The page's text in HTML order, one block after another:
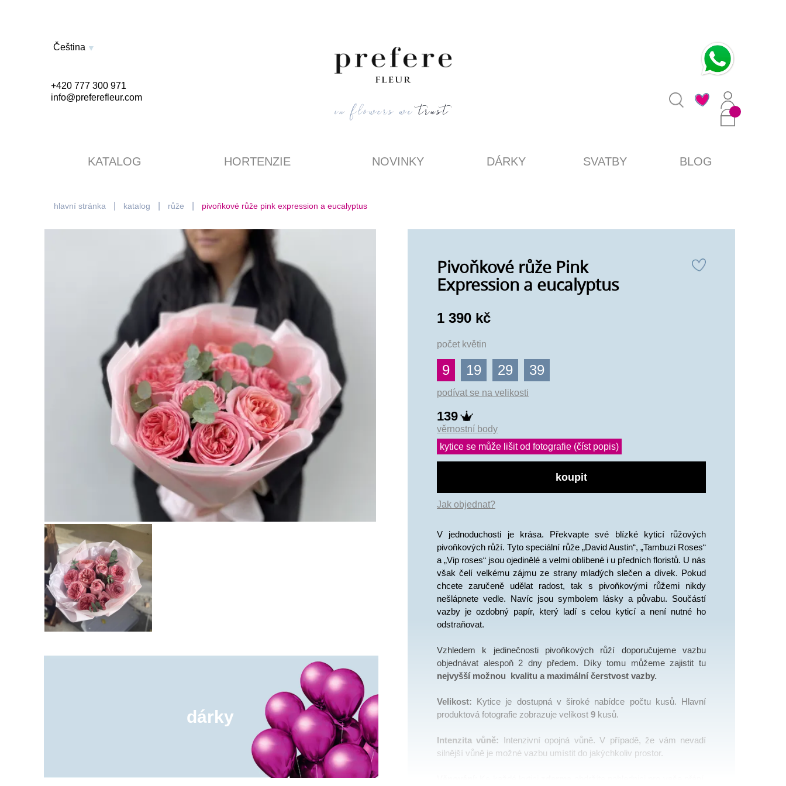
Čeština
+420 777 300 971
info@preferefleur.com
KATALOG HORTENZIE NOVINKY DÁRKY SVATBY BLOG
hlavní stránka katalog růže pivoňkové růže pink expression a eucalyptus
dárky
Pivoňkové růže Pink
Expression a eucalyptus
1 390 kč
počet květin
9 19 29 39
podívat se na velikosti
139
věrnostní body
kytice se může lišit od fotografie (číst popis)
koupit
Jak objednat?
V jednoduchosti je krása. Překvapte své
blízké kyticí růžových
pivoňkových růží. Tyto speciální růže „David Austin“, „Tambuzi Roses“
a „Vip roses“ jsou ojedinělé a velmi oblíbené i u předních floristů. U nás
však čelí velkému zájmu ze strany mladých slečen a dívek. Pokud
chcete zaručeně udělat radost, tak s pivoňkovými růžemi nikdy
nešlápnete vedle. Navíc jsou symbolem lásky a půvabu. Součástí
vazby je ozdobný papír, který ladí s celou kyticí a není nutné ho
odstraňovat.
Vzhledem k jedinečnosti pivoňkových růží doporučujeme vazbu
nejvyšší možnou  kvalitu a maximální čerstvost vazby.
Velikost: Kytice je dostupná v široké nabídce počtu kusů. Hlavní
produktová fotografie zobrazuje velikost 9 kusů.
Intenzita vůně:
Intenzivní opojná vůně. V případě, že vám nevadí
silnější vůně je možné vazbu umístit do jakýchkoliv prostor.